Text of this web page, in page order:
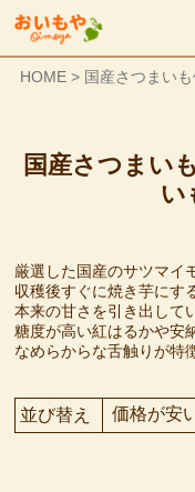
HOME 国産さつまい
国産さつまい
い
厳選した国産のサツマイ
収穫後すぐに焼き芋にす
本来の甘さを引き出して
糖度が高い紅はるかや安
なめらからな舌触りが特
並び替え 価格が安